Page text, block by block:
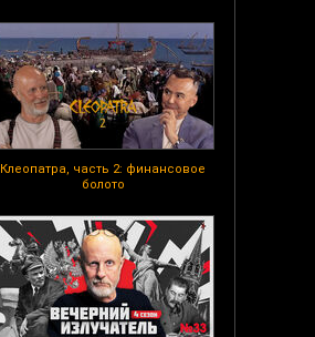
Клеопатра, часть 2: финансовое
болото